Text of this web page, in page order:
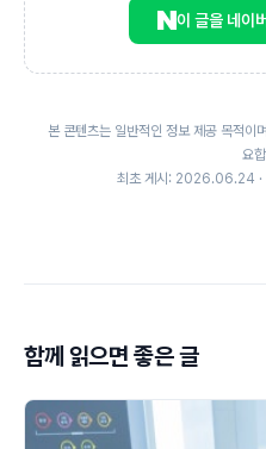
이 글을 네이
본 콘텐츠는 일반적인 정보 제공 목적이
요
최초 게시: 2026.06.24
함께 읽으면 좋은 글